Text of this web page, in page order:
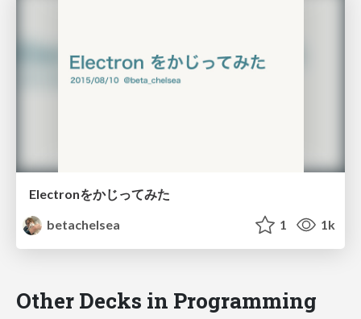
Electronをかじってみた
betachelsea
1 1k
Other Decks in Programming